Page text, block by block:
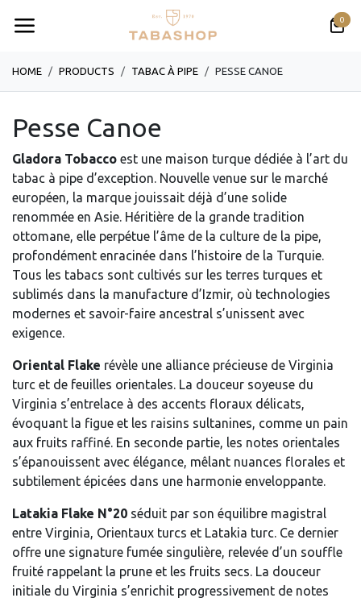
0
HOME PRODUCTS TABAC À PIPE PESSE CANOE
Pesse Canoe
Gladora Tobacco est une maison turque dédiée à l’art du
tabac à pipe d’exception. Nouvelle venue sur le marché
européen, la marque jouissait déjà d’une solide
renommée en Asie. Héritière de la grande tradition
ottomane, elle perpétue l’âme de la culture de la pipe,
profondément enracinée dans l’histoire de la Turquie.
Tous les tabacs sont cultivés sur les terres turques et
sublimés dans la manufacture d’Izmir, où technologies
modernes et savoir-faire ancestral s’unissent avec
exigence.
Oriental Flake révèle une alliance précieuse de Virginia
turc et de feuilles orientales. La douceur soyeuse du
Virginia s’entrelace à des accents floraux délicats,
évoquant la figue et les raisins sultanines, comme un pain
aux fruits raffiné. En seconde partie, les notes orientales
s’épanouissent avec élégance, mêlant nuances florales et
subtilement épicées dans une harmonie enveloppante.
Latakia Flake N°20 séduit par son équilibre magistral
entre Virginia, Orientaux turcs et Latakia turc. Ce dernier
offre une signature fumée singulière, relevée d’un souffle
fruité rappelant la prune et les fruits secs. La douceur
initiale du Virginia s’enrichit progressivement de notes